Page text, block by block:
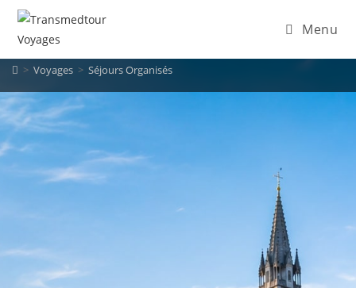
Menu
> Voyages > Séjours Organisés